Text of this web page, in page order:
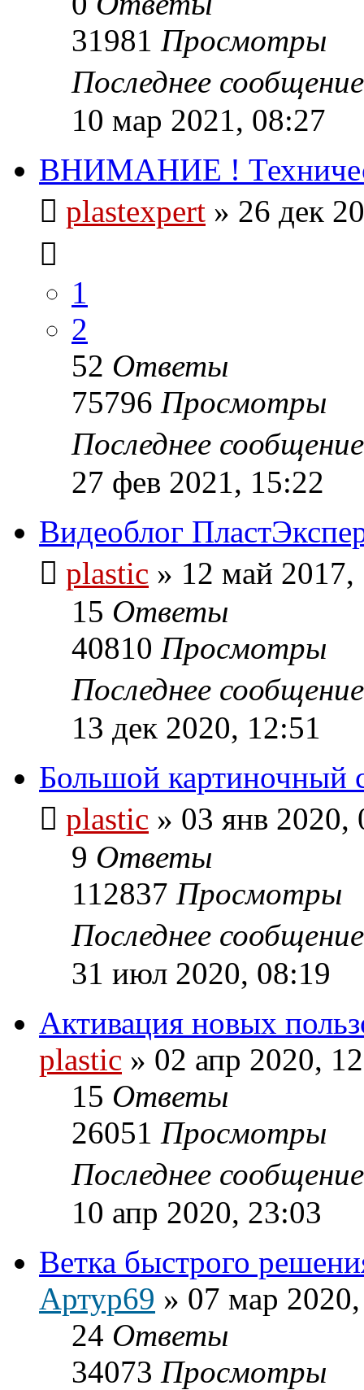
31981 Просмотры
Последнее
10 мар 2021, 08:27
ВНИМАНИЕ !
plastexpert » 26 дек
1
2
52 Ответы
75796 Просмотры
Последнее
27 фев 2021, 15:22
Видеоблог
plastic » 12 май 2017,
15 Ответы
40810 Просмотры
Последнее
13 дек 2020, 12:51
Большой картиночный
plastic » 03 янв 2020,
9 Ответы
112837 Просмотры
Последнее
31 июл 2020, 08:19
Активация новых
plastic » 02 апр 2020,
15 Ответы
26051 Просмотры
Последнее
10 апр 2020, 23:03
Ветка быстрого
Артур69 » 07 мар
24 Ответы
34073 Просмотры